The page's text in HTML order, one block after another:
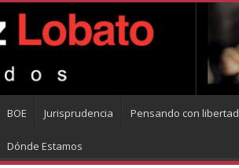
BOE Jurisprudencia Pensando con libertad
Dónde Estamos